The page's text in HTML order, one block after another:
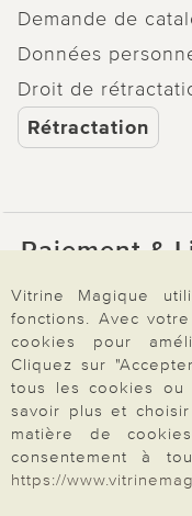
Demande de
Données
Droit de
Rétractation
Paiement &
À propos de
Besoin
Mentions légales|CGV|
Vitrine Magique
fonctions. Avec
cookies pour
Cliquez sur
tous les cookies ou
savoir plus et
matière de
consentement à
https://